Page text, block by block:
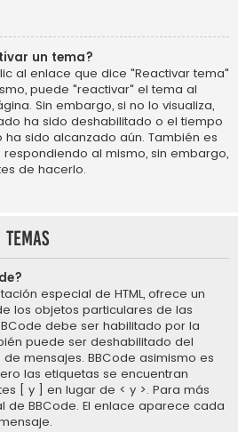
un tema?
al enlace que dice "Reactivar tema"
puede "reactivar" el tema al
Sin embargo, si no lo visualiza,
ha sido deshabilitado o el tiempo
sido alcanzado aún. También es
al mismo, sin embargo,
de hacerlo.
especial de HTML, ofrece un
los objetos particulares de las
debe ser habilitado por la
puede ser deshabilitado del
mensajes. BBCode asimismo es
las etiquetas se encuentran
[ y ] en lugar de < y >. Para más
de BBCode. El enlace aparece cada